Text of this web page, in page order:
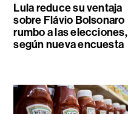
Lula reduce su ventaja
sobre Flávio Bolsonaro
rumbo a las elecciones,
según nueva encuesta